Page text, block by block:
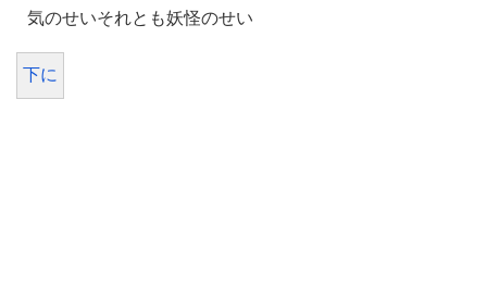
気のせいそれとも妖怪のせい
下に